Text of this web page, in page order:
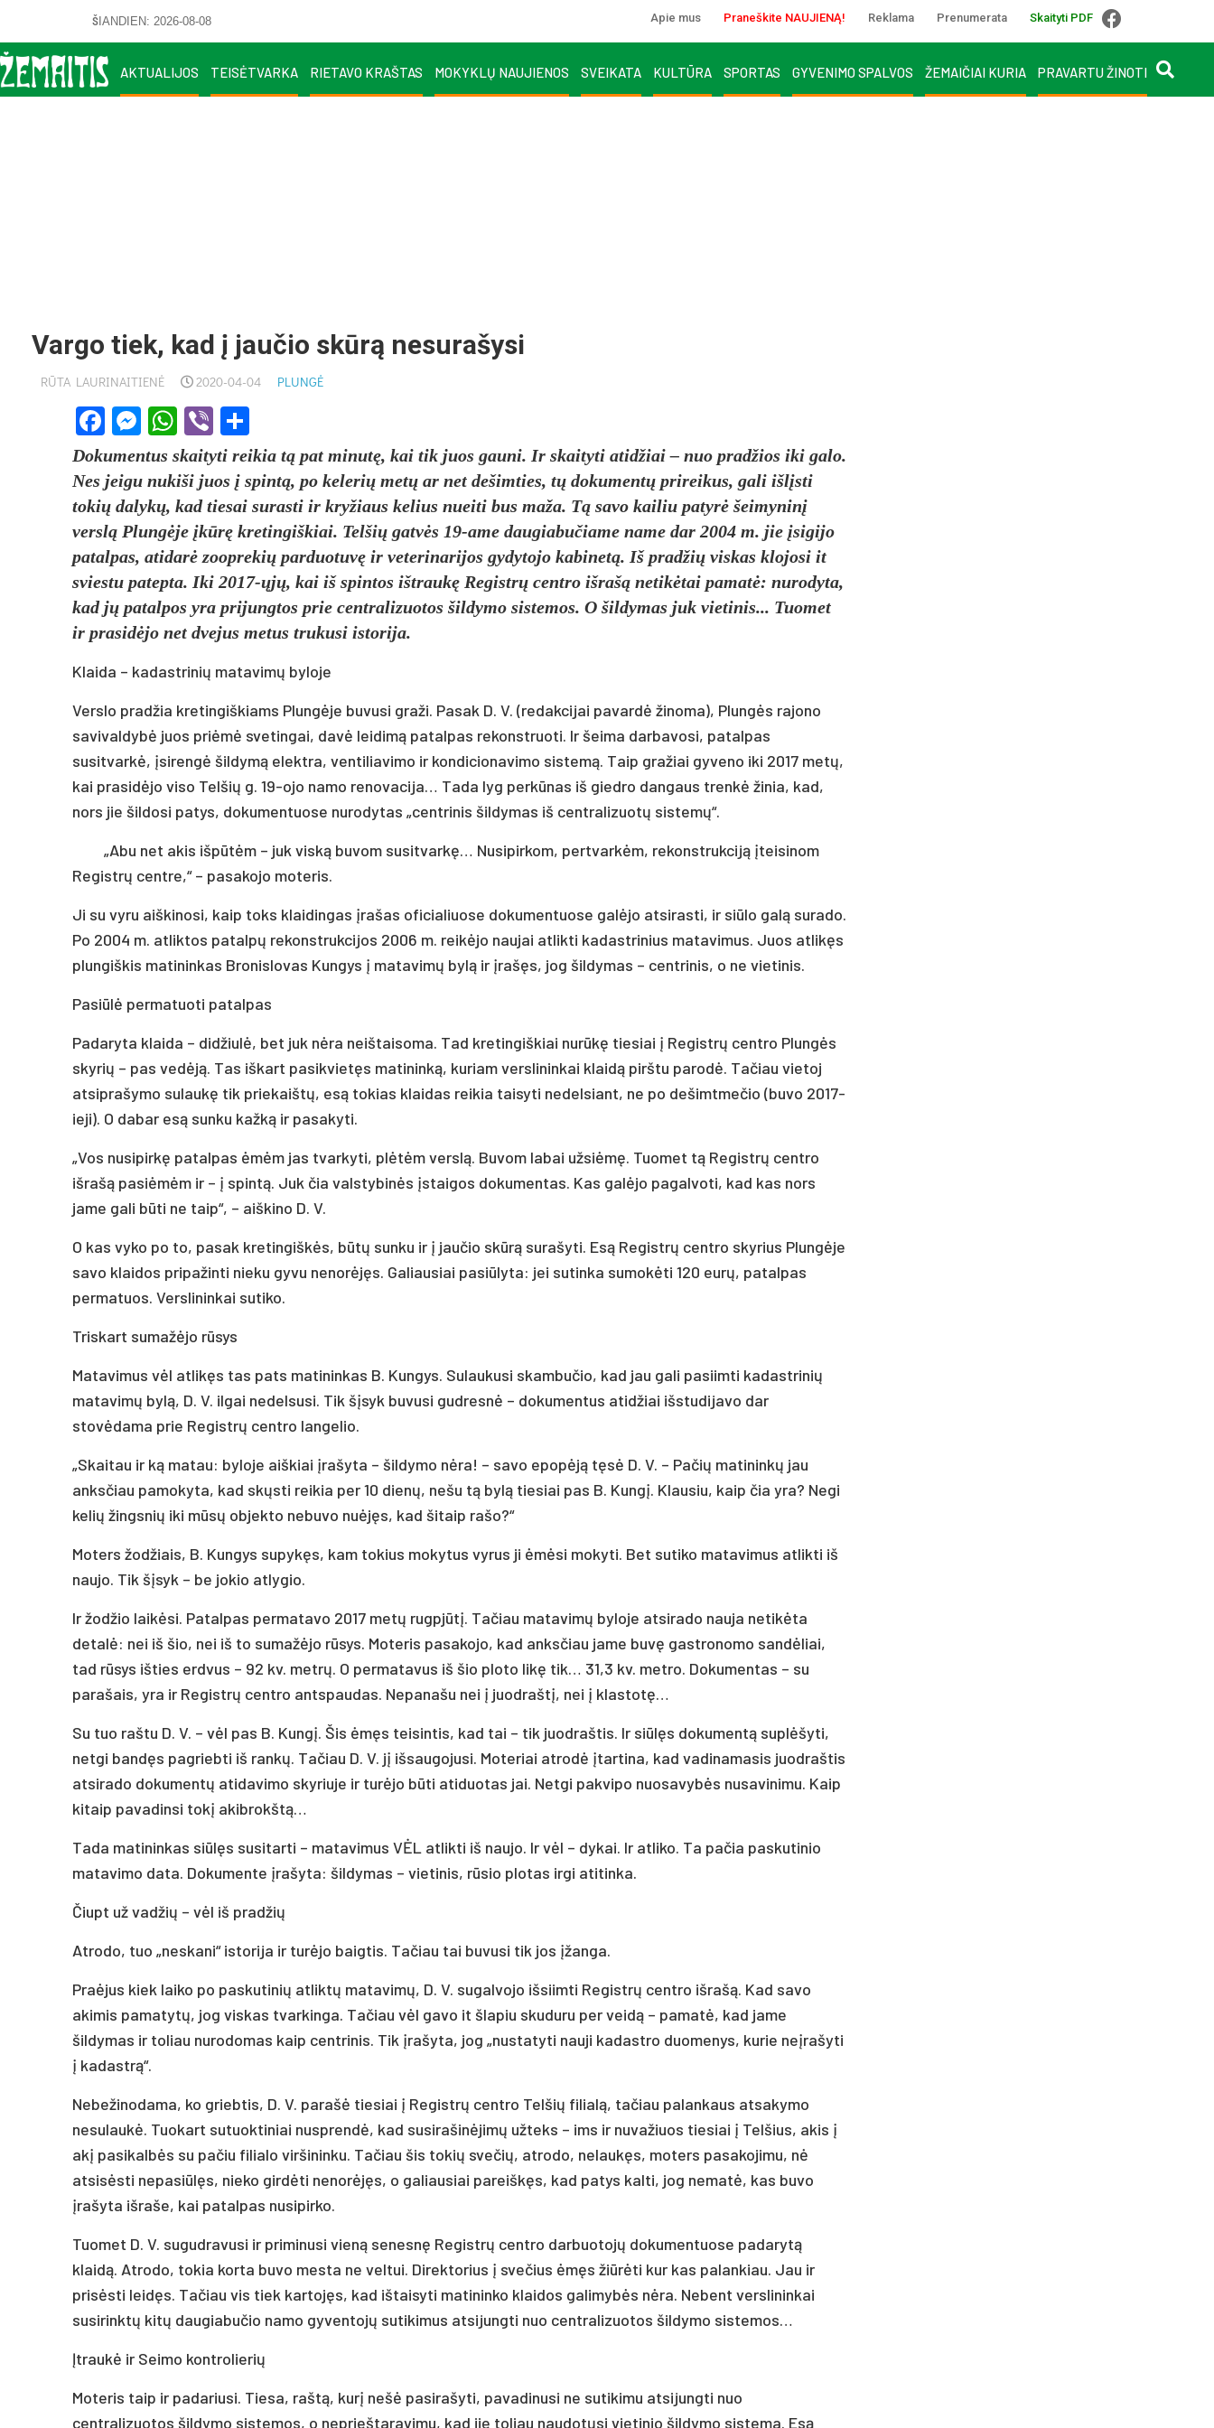
ŠIANDIEN: 2026-08-08 Apie mus Praneškite NAUJIENĄ! Reklama Prenumerata Skaityti PDF
AKTUALIJOS TEISĖTVARKA RIETAVO KRAŠTAS MOKYKLŲ NAUJIENOS SVEIKATA KULTŪRA SPORTAS GYVENIMO SPALVOS ŽEMAIČIAI KURIA PRAVARTU ŽINOTI
Vargo tiek, kad į jaučio skūrą nesurašysi
RŪTA LAURINAITIENĖ 2020-04-04 PLUNGĖ
Facebook
Messenger
WhatsApp
Viber
Dokumentus skaityti reikia tą pat minutę, kai tik juos gauni. Ir skaityti atidžiai – nuo pradžios iki galo.
Nes jeigu nukiši juos į spintą, po kelerių metų ar net dešimties, tų dokumentų prireikus, gali išlįsti
tokių dalykų, kad tiesai surasti ir kryžiaus kelius nueiti bus maža. Tą savo kailiu patyrė šeimyninį
verslą Plungėje įkūrę kretingiškiai. Telšių gatvės 19-ame daugiabučiame name dar 2004 m. jie įsigijo
patalpas, atidarė zooprekių parduotuvę ir veterinarijos gydytojo kabinetą. Iš pradžių viskas klojosi it
sviestu patepta. Iki 2017-ųjų, kai iš spintos ištraukę Registrų centro išrašą netikėtai pamatė: nurodyta,
kad jų patalpos yra prijungtos prie centralizuotos šildymo sistemos. O šildymas juk vietinis... Tuomet
ir prasidėjo net dvejus metus trukusi istorija.
Klaida – kadastrinių matavimų byloje
Verslo pradžia kretingiškiams Plungėje buvusi graži. Pasak D. V. (redakcijai pavardė žinoma), Plungės rajono
savivaldybė juos priėmė svetingai, davė leidimą patalpas rekonstruoti. Ir šeima darbavosi, patalpas
susitvarkė, įsirengė šildymą elektra, ventiliavimo ir kondicionavimo sistemą. Taip gražiai gyveno iki 2017 metų,
kai prasidėjo viso Telšių g. 19-ojo namo renovacija… Tada lyg perkūnas iš giedro dangaus trenkė žinia, kad,
nors jie šildosi patys, dokumentuose nurodytas „centrinis šildymas iš centralizuotų sistemų“.
„Abu net akis išpūtėm – juk viską buvom susitvarkę… Nusipirkom, pertvarkėm, rekonstrukciją įteisinom
Registrų centre,“ – pasakojo moteris.
Ji su vyru aiškinosi, kaip toks klaidingas įrašas oficialiuose dokumentuose galėjo atsirasti, ir siūlo galą surado.
Po 2004 m. atliktos patalpų rekonstrukcijos 2006 m. reikėjo naujai atlikti kadastrinius matavimus. Juos atlikęs
plungiškis matininkas Bronislovas Kungys į matavimų bylą ir įrašęs, jog šildymas – centrinis, o ne vietinis.
Pasiūlė permatuoti patalpas
Padaryta klaida – didžiulė, bet juk nėra neištaisoma. Tad kretingiškiai nurūkę tiesiai į Registrų centro Plungės
skyrių – pas vedėją. Tas iškart pasikvietęs matininką, kuriam verslininkai klaidą pirštu parodė. Tačiau vietoj
atsiprašymo sulaukę tik priekaištų, esą tokias klaidas reikia taisyti nedelsiant, ne po dešimtmečio (buvo 2017-
ieji). O dabar esą sunku kažką ir pasakyti.
„Vos nusipirkę patalpas ėmėm jas tvarkyti, plėtėm verslą. Buvom labai užsiėmę. Tuomet tą Registrų centro
išrašą pasiėmėm ir – į spintą. Juk čia valstybinės įstaigos dokumentas. Kas galėjo pagalvoti, kad kas nors
jame gali būti ne taip“, – aiškino D. V.
O kas vyko po to, pasak kretingiškės, būtų sunku ir į jaučio skūrą surašyti. Esą Registrų centro skyrius Plungėje
savo klaidos pripažinti nieku gyvu nenorėjęs. Galiausiai pasiūlyta: jei sutinka sumokėti 120 eurų, patalpas
permatuos. Verslininkai sutiko.
Triskart sumažėjo rūsys
Matavimus vėl atlikęs tas pats matininkas B. Kungys. Sulaukusi skambučio, kad jau gali pasiimti kadastrinių
matavimų bylą, D. V. ilgai nedelsusi. Tik šįsyk buvusi gudresnė – dokumentus atidžiai išstudijavo dar
stovėdama prie Registrų centro langelio.
„Skaitau ir ką matau: byloje aiškiai įrašyta – šildymo nėra! – savo epopėją tęsė D. V. – Pačių matininkų jau
anksčiau pamokyta, kad skųsti reikia per 10 dienų, nešu tą bylą tiesiai pas B. Kungį. Klausiu, kaip čia yra? Negi
kelių žingsnių iki mūsų objekto nebuvo nuėjęs, kad šitaip rašo?“
Moters žodžiais, B. Kungys supykęs, kam tokius mokytus vyrus ji ėmėsi mokyti. Bet sutiko matavimus atlikti iš
naujo. Tik šįsyk – be jokio atlygio.
Ir žodžio laikėsi. Patalpas permatavo 2017 metų rugpjūtį. Tačiau matavimų byloje atsirado nauja netikėta
detalė: nei iš šio, nei iš to sumažėjo rūsys. Moteris pasakojo, kad anksčiau jame buvę gastronomo sandėliai,
tad rūsys išties erdvus – 92 kv. metrų. O permatavus iš šio ploto likę tik… 31,3 kv. metro. Dokumentas – su
parašais, yra ir Registrų centro antspaudas. Nepanašu nei į juodraštį, nei į klastotę…
Su tuo raštu D. V. – vėl pas B. Kungį. Šis ėmęs teisintis, kad tai – tik juodraštis. Ir siūlęs dokumentą suplėšyti,
netgi bandęs pagriebti iš rankų. Tačiau D. V. jį išsaugojusi. Moteriai atrodė įtartina, kad vadinamasis juodraštis
atsirado dokumentų atidavimo skyriuje ir turėjo būti atiduotas jai. Netgi pakvipo nuosavybės nusavinimu. Kaip
kitaip pavadinsi tokį akibrokštą…
Tada matininkas siūlęs susitarti – matavimus VĖL atlikti iš naujo. Ir vėl – dykai. Ir atliko. Ta pačia paskutinio
matavimo data. Dokumente įrašyta: šildymas – vietinis, rūsio plotas irgi atitinka.
Čiupt už vadžių – vėl iš pradžių
Atrodo, tuo „neskani“ istorija ir turėjo baigtis. Tačiau tai buvusi tik jos įžanga.
Praėjus kiek laiko po paskutinių atliktų matavimų, D. V. sugalvojo išsiimti Registrų centro išrašą. Kad savo
akimis pamatytų, jog viskas tvarkinga. Tačiau vėl gavo it šlapiu skuduru per veidą – pamatė, kad jame
šildymas ir toliau nurodomas kaip centrinis. Tik įrašyta, jog „nustatyti nauji kadastro duomenys, kurie neįrašyti
į kadastrą“.
Nebežinodama, ko griebtis, D. V. parašė tiesiai į Registrų centro Telšių filialą, tačiau palankaus atsakymo
nesulaukė. Tuokart sutuoktiniai nusprendė, kad susirašinėjimų užteks – ims ir nuvažiuos tiesiai į Telšius, akis į
akį pasikalbės su pačiu filialo viršininku. Tačiau šis tokių svečių, atrodo, nelaukęs, moters pasakojimu, nė
atsisėsti nepasiūlęs, nieko girdėti nenorėjęs, o galiausiai pareiškęs, kad patys kalti, jog nematė, kas buvo
įrašyta išraše, kai patalpas nusipirko.
Tuomet D. V. sugudravusi ir priminusi vieną senesnę Registrų centro darbuotojų dokumentuose padarytą
klaidą. Atrodo, tokia korta buvo mesta ne veltui. Direktorius į svečius ėmęs žiūrėti kur kas palankiau. Jau ir
prisėsti leidęs. Tačiau vis tiek kartojęs, kad ištaisyti matininko klaidos galimybės nėra. Nebent verslininkai
susirinktų kitų daugiabučio namo gyventojų sutikimus atsijungti nuo centralizuotos šildymo sistemos…
Įtraukė ir Seimo kontrolierių
Moteris taip ir padariusi. Tiesa, raštą, kurį nešė pasirašyti, pavadinusi ne sutikimu atsijungti nuo
centralizuotos šildymo sistemos, o neprieštaravimu, kad jie toliau naudotųsi vietinio šildymo sistema. Esą